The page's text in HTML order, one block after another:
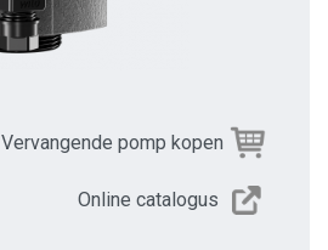
Vervangende pomp kopen
Online catalogus